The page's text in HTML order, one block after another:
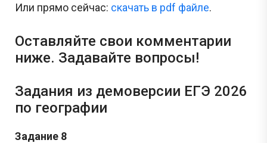
Или прямо сейчас: cкачать в pdf файле.
Оставляйте свои комментарии
ниже. Задавайте вопросы!
Задания из демоверсии ЕГЭ 2026
по географии
Задание 8